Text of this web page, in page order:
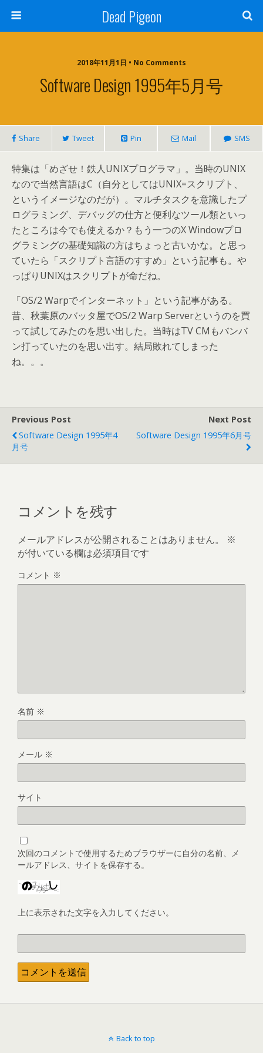
Dead Pigeon
2018年11月1日 • No Comments
Software Design 1995年5月号
Share Tweet Pin Mail SMS
特集は「めざせ！鉄人UNIXプログラマ」。当時のUNIX
なので当然言語はC（自分としてはUNIX=スクリプト、
というイメージなのだが）。マルチタスクを意識したプ
ログラミング、デバッグの仕方と便利なツール類といっ
たところは今でも使えるか？もう一つのX Windowプロ
グラミングの基礎知識の方はちょっと古いかな。と思っ
ていたら「スクリプト言語のすすめ」という記事も。や
っぱりUNIXはスクリプトが命だね。
「OS/2 Warpでインターネット」という記事がある。
昔、秋葉原のバッタ屋でOS/2 Warp Serverというのを買
って試してみたのを思い出した。当時はTV CMもバンバ
ン打っていたのを思い出す。結局敗れてしまった
ね。。。
Previous Post
Software Design 1995年4
月号
Next Post
Software Design 1995年6月号
コメントを残す
メールアドレスが公開されることはありません。
※
が付いている欄は必須項目です
コメント ※
名前 ※
メール ※
サイト
次回のコメントで使用するためブラウザーに自分の名前、メ
ールアドレス、サイトを保存する。
上に表示された文字を入力してください。
Back to top